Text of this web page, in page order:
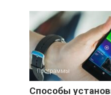
Программы
Способы